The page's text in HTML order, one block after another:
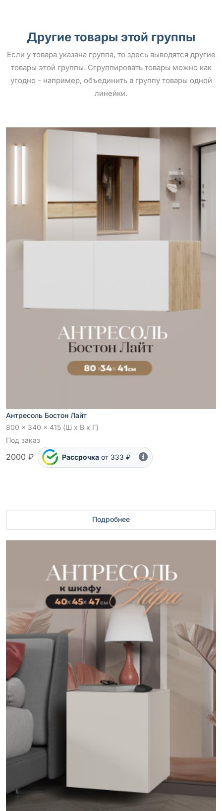
Другие товары этой группы
Если у товара указана группа, то здесь выводятся другие
товары этой группы. Сгруппировать товары можно как
угодно - например, объединить в группу товары одной
линейки.
Антресоль Бостон Лайт
800 x 340 x 415 (Ш x В x Г)
Под заказ
2000 ₽ Рассрочка от 333 ₽
Подробнее